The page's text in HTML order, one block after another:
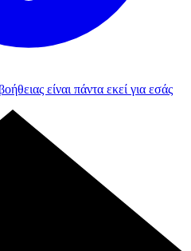
είναι πάντα εκεί για εσάς